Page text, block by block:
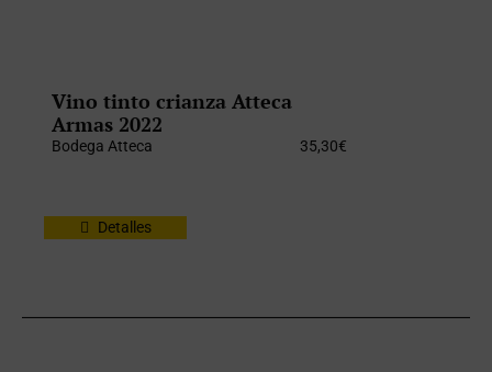
Vino tinto crianza Atteca
Armas 2022
Bodega Atteca 35,30€
Detalles